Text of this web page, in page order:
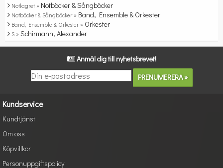
Notlagret » Notböcker & Sångböcker
Notböcker & Sångböcker » Band, Ensemble & Orkester
Band, Ensemble & Orkester » Orkester
S » Schirmann, Alexander
Anmäl dig till nyhetsbrevet!
Kundservice
Kundtjänst
Om oss
Köpvillkor
Personuppgiftspolicy